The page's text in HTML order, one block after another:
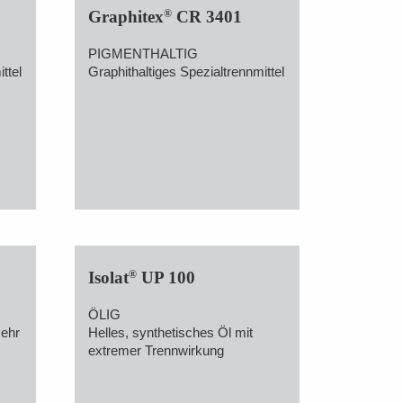
Graphitex® CR 3401
PIGMENTHALTIG
Graphithaltiges Spezialtrennmittel
Isolat® UP 100
ÖLIG
Helles, synthetisches Öl mit
extremer Trennwirkung